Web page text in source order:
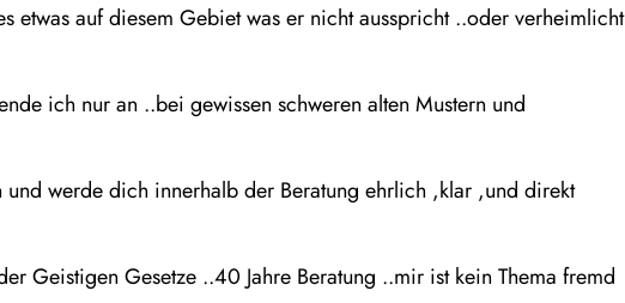
etwas auf diesem Gebiet was er nicht ausspricht ..oder verheimlicht
ich nur an ..bei gewissen schweren alten Mustern und
werde dich innerhalb der Beratung ehrlich ,klar ,und direkt
Geistigen Gesetze ..40 Jahre Beratung ..mir ist kein Thema fremd